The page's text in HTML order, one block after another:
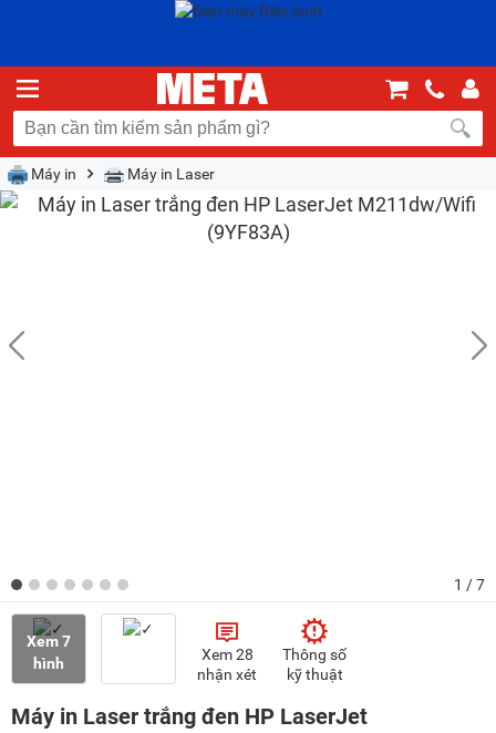
Máy in Máy in Laser
1 / 7
Xem 7
hình
Xem 28
nhận xét
Thông số
kỹ thuật
Máy in Laser trắng đen HP LaserJet